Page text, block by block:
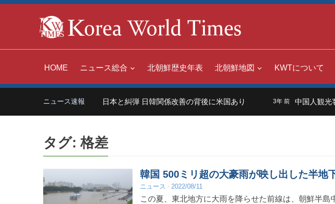
HOME ニュース総合 北朝鮮歴史年表 北朝鮮地図 KWTについて
ニュース速報
中国「世界の嫌われ者」日本と糾弾 日韓関係改善の背後に米国あり 3年 前 中国人観光客
タグ:格差
韓国 500ミリ超の大豪雨が映し出した半地
ニュース 2022/08/11
この夏、東北地方に大雨を降らせた前線は、朝鮮半